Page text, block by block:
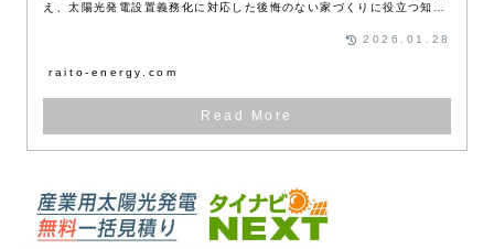
え、太陽光発電設置義務化に対応した後悔のない家づくりに役立つ知識
raito-energy.com
2026.01.28